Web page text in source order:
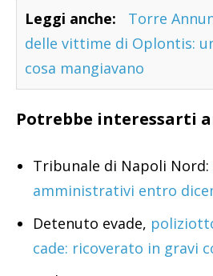
Leggi anche:
Torre
delle vittime di Oplontis:
cosa mangiavano
Potrebbe interessarti
Tribunale di Napoli Nord:
amministrativi entro
Detenuto evade,
cade: ricoverato in gravi